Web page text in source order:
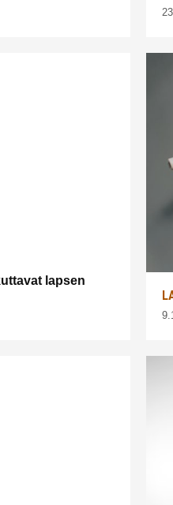
lapsen